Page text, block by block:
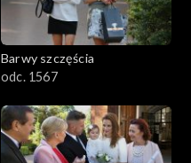
Barwy szczęścia
odc. 1567